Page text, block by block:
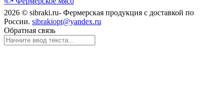
2026 © sibraki.ru- Фермерская продукция с доставкой по
России. sibrakiopt@yandex.ru
Обратная связь